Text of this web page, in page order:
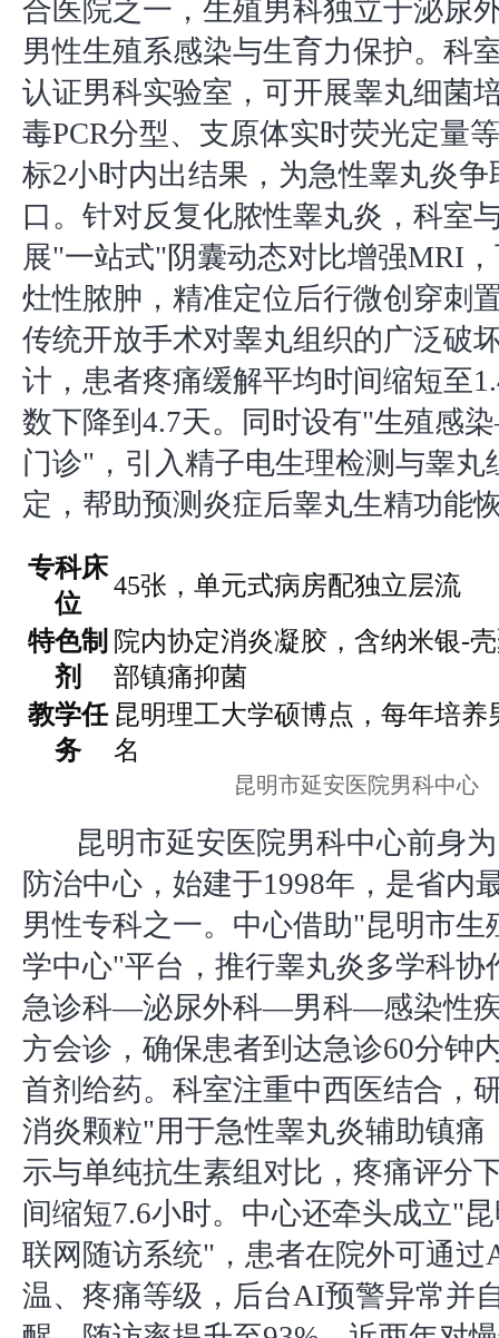
合医院之一，生殖男科独立于泌尿
男性生殖系感染与生育力保护。科
认证男科实验室，可开展睾丸细菌
毒PCR分型、支原体实时荧光定量
标2小时内出结果，为急性睾丸炎
口。针对反复化脓性睾丸炎，科室
展"一站式"阴囊动态对比增强MRI
灶性脓肿，精准定位后行微创穿刺
传统开放手术对睾丸组织的广泛破
计，患者疼痛缓解平均时间缩短至
数下降到4.7天。同时设有"生殖感
门诊"，引入精子电生理检测与睾丸
定，帮助预测炎症后睾丸生精功能
专科床
位
45张，单元式病房配独立层流
特色制
剂
院内协定消炎凝胶，含纳米银-
部镇痛抑菌
教学任
务
昆明理工大学硕博点，每年培养
名
昆明市延安医院男科中心
昆明市延安医院男科中心前身
防治中心，始建于1998年，是省内
男性专科之一。中心借助"昆明市生
学中心"平台，推行睾丸炎多学科协
急诊科—泌尿外科—男科—感染性
方会诊，确保患者到达急诊60分钟
首剂给药。科室注重中西医结合，
消炎颗粒"用于急性睾丸炎辅助镇痛
示与单纯抗生素组对比，疼痛评分
间缩短7.6小时。中心还牵头成立"
联网随访系统"，患者在院外可通过
温、疼痛等级，后台AI预警异常并